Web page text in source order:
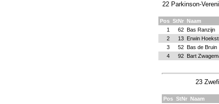
22 Parkinson-
Pos StNr
Naam
1
62 Bas Ranzijn
2
13
Erwin
3
52 Bas de Bruin
4
92 Bart
23
Pos StNr
Naam